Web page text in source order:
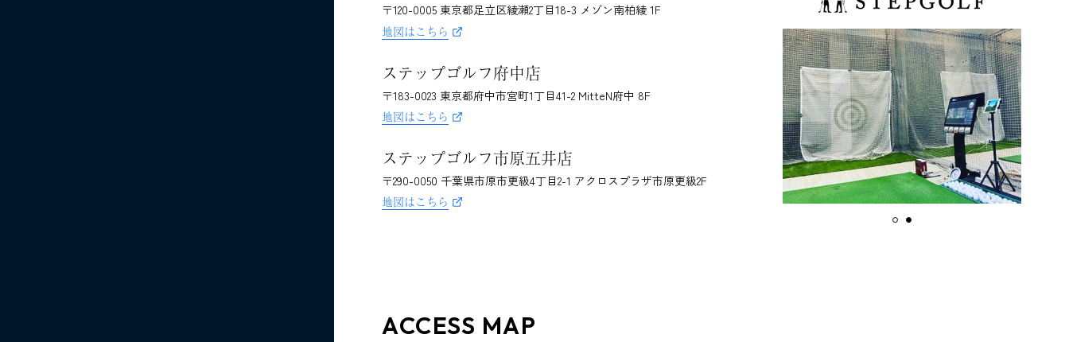
〒120-0005 東京都足立区綾瀬2丁目18-3 メゾン南柏綾 1F
地図はこちら
ステップゴルフ府中店
〒183-0023 東京都府中市宮町1丁目41-2 MitteN府中 8F
地図はこちら
ステップゴルフ市原五井店
〒290-0050 千葉県市原市更級4丁目2-1 アクロスプラザ市原更級2F
地図はこちら
ACCESS MAP